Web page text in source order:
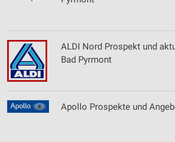
ALDI Nord Prospekt und
Bad Pyrmont
Apollo Prospekte und